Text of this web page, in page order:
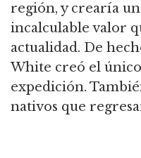
región, y crearía
incalculable valor
actualidad. De
White creó el
expedición.
nativos que